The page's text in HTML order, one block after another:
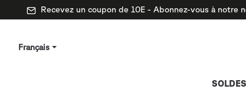
Recevez un coupon de 10E - Abonnez-vous à notre
Français
SOLDES